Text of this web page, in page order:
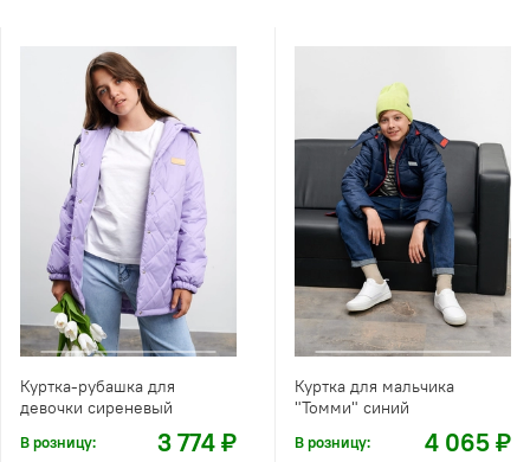
Куртка-рубашка для
девочки сиреневый
В розницу: 3 774 ₽
Куртка для мальчика
"Томми" синий
В розницу: 4 065 ₽